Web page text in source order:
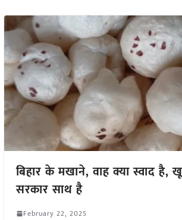
बिहार के मखाने, वाह क्या स्वाद है,
सरकार साथ है
February 22, 2025